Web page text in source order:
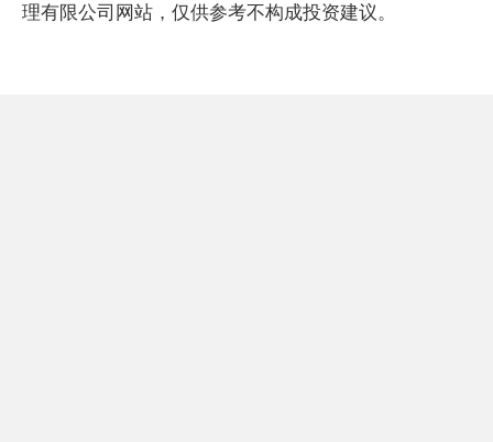
理有限公司网站，仅供参考不构成投资建议。